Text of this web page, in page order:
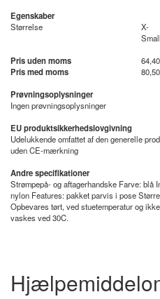
Egenskaber
Størrelse
X-
Small
Pris uden moms
Pris med moms
Prøvningsoplysninger
Ingen prøvningsoplysninger
EU produktsikkerhedslovgivning
Udelukkende omfattet af den generelle
uden CE-mærkning
Andre specifikationer
Strømpepå- og aftagerhandske Farve:
nylon Features: pakket parvis i pose
Opbevares tørt, ved stuetemperatur og
vaskes ved 30C.